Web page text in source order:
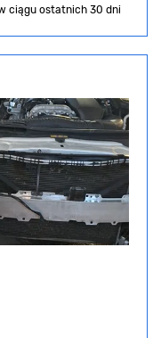
ciągu ostatnich 30 dni